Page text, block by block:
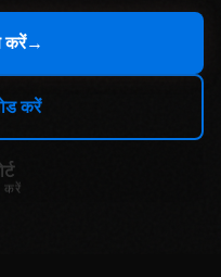
करें→
करें
करें